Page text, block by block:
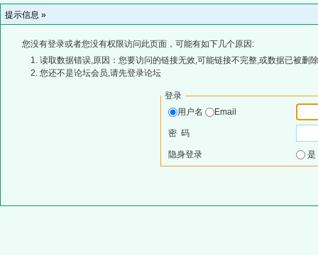
提示信息 »
您没有登录或者您没有权限访问此页面，可能有如下几个原因:
读取数据错误,原因：您要访问的链接无效,可能链接不完整,或数据已被删
您还不是论坛会员,请先登录论坛
登录
用户名
Email
密 码
隐身登录